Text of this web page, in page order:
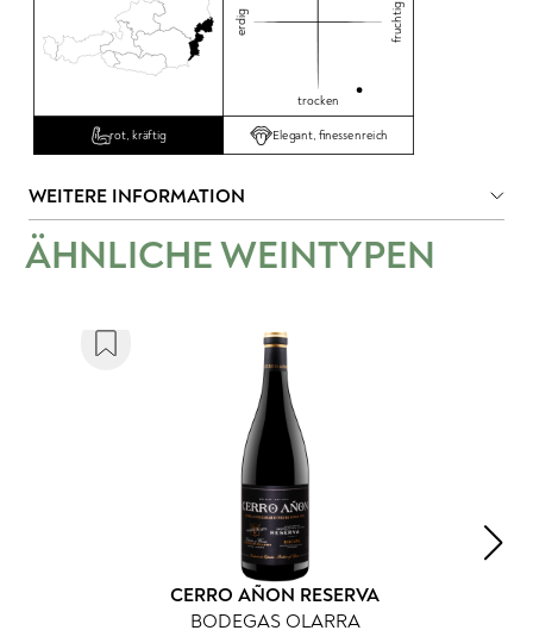
erdig fruchtig
trocken
rot, kräftig Elegant, finessenreich
WEITERE INFORMATION
ÄHNLICHE WEINTYPEN
CERRO AÑON RESERVA
BODEGAS OLARRA